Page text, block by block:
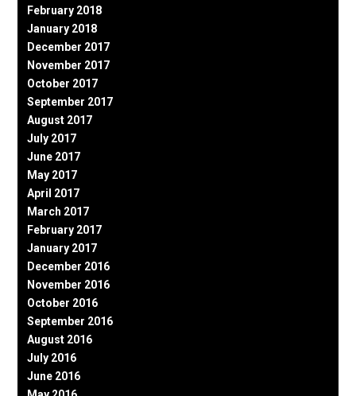
February 2018
January 2018
December 2017
November 2017
October 2017
September 2017
August 2017
July 2017
June 2017
May 2017
April 2017
March 2017
February 2017
January 2017
December 2016
November 2016
October 2016
September 2016
August 2016
July 2016
June 2016